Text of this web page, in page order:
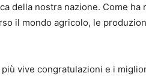
della nostra nazione. Come
il mondo agricolo, le
vive congratulazioni e i